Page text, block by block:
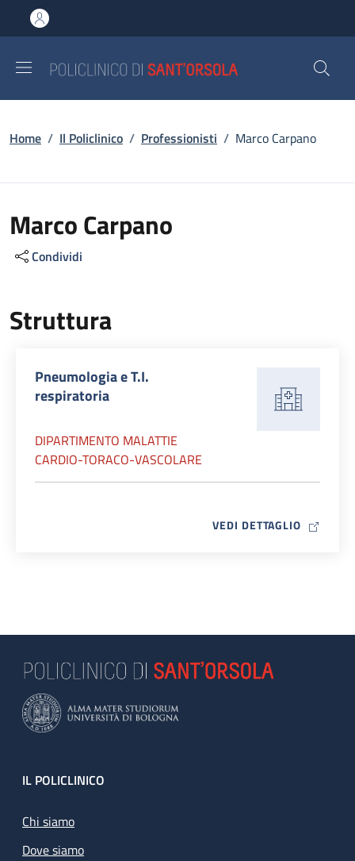
al contenuto principale
to footer content
Briciole di pane
Home / Il Policlinico / Professionisti / Marco Carpano
Marco Carpano
Condividi
Struttura
Pneumologia e T.I.
respiratoria
DIPARTIMENTO MALATTIE
CARDIO-TORACO-VASCOLARE
VEDI DETTAGLIO MAP ICON
Footer
IL POLICLINICO
Chi siamo
Dove siamo